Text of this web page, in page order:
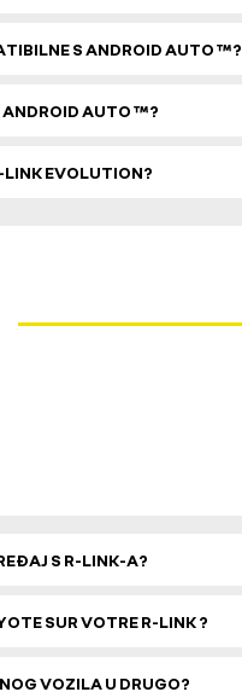
S ANDROID AUTO ™?
ANDROID AUTO ™?
LINK EVOLUTION?
S R-LINK-A?
SUR VOTRE R-LINK ?
VOZILA U DRUGO?